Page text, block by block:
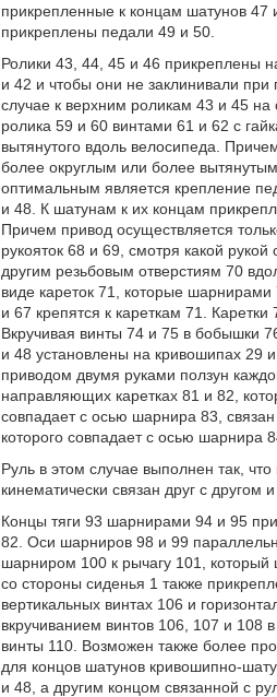
прикрепленные к концам шатунов
прикреплены педали 49 и 50.
Ролики 43, 44, 45 и 46 прикреплены
и 42 и чтобы они не заклинивали
случае к верхним роликам 43 и 45
ролика 59 и 60 винтами 61 и 62 с
вытянутого вдоль велосипеда.
более округлым или более
оптимальным является крепление
и 48. К шатунам к их концам
Причем привод осуществляется
рукояток 68 и 69, смотря какой
другим резьбовым отверстиям 70
виде кареток 71, которые
и 67 крепятся к кареткам 71.
Вкручивая винты 74 и 75 в бобышки
и 48 установлены на кривошипах 29
приводом двумя руками ползун
направляющих каретках 81 и 82,
совпадает с осью шарнира 83,
которого совпадает с осью шарнира
Руль в этом случае выполнен так,
кинематически связан друг с другом
Концы тяги 93 шарнирами 94 и 95
82. Оси шарниров 98 и 99
шарниром 100 к рычагу 101, который
со стороны сиденья 1 также
вертикальных винтах 106 и
вкручиванием винтов 106, 107 и 108
винты 110. Возможен также более
для концов шатунов кривошипно-
и 48, а другим концом связанной с